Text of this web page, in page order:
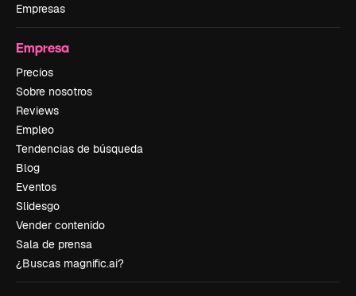
Empresas
Empresa
Precios
Sobre nosotros
Reviews
Empleo
Tendencias de búsqueda
Blog
Eventos
Slidesgo
Vender contenido
Sala de prensa
¿Buscas magnific.ai?